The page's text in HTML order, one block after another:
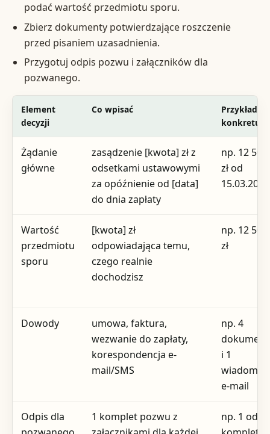
podać wartość przedmiotu sporu.
Zbierz dokumenty potwierdzające roszczenie
przed pisaniem uzasadnienia.
Przygotuj odpis pozwu i załączników dla
pozwanego.
Element
decyzji
Co wpisać
Przykład
konkretu
Żądanie
główne
zasądzenie [kwota] zł z
odsetkami ustawowymi
za opóźnienie od [data]
do dnia zapłaty
np. 12 500
zł od
15.03.2026
Wartość
przedmiotu
sporu
[kwota] zł
odpowiadająca temu,
czego realnie
dochodzisz
np. 12 500
zł
Dowody
umowa, faktura,
wezwanie do zapłaty,
korespondencja e-
mail/SMS
np. 4
i 1
e-mail
Odpis dla
1 komplet pozwu z
np. 1